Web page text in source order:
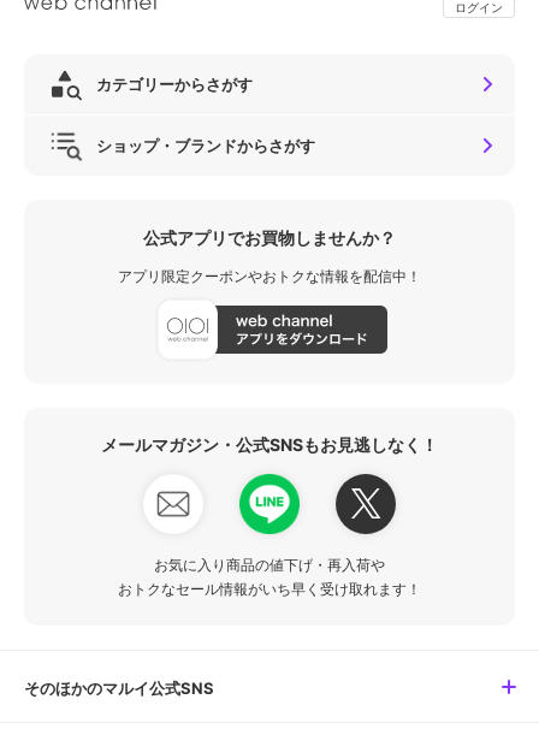
ログイン
カテゴリーからさがす
ショップ・ブランドからさがす
公式アプリでお買物しませんか？
アプリ限定クーポンやおトクな情報を配信中！
メールマガジン・公式SNSもお見逃しなく！
お気に入り商品の値下げ・再入荷や
おトクなセール情報がいち早く受け取れます！
そのほかのマルイ公式SNS